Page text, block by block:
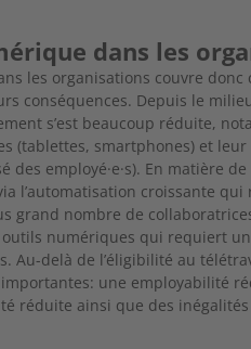
dans les
les organisations couvre donc
conséquences. Depuis le
s’est beaucoup réduite,
(tablettes, smartphones) et leur
des employé·e·s). En matière
l’automatisation croissante
grand nombre de
outils numériques qui requiert
Au-delà de l’éligibilité au
une employabilité
réduite ainsi que des inégalités